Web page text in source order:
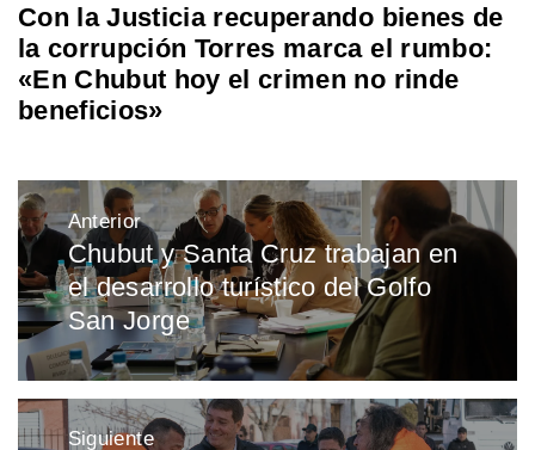
Con la Justicia recuperando bienes de
la corrupción Torres marca el rumbo:
«En Chubut hoy el crimen no rinde
beneficios»
Navegación
de
entradas
Anterior
Entrada
anterior:
Chubut y Santa Cruz trabajan en
el desarrollo turístico del Golfo
San Jorge
Siguiente